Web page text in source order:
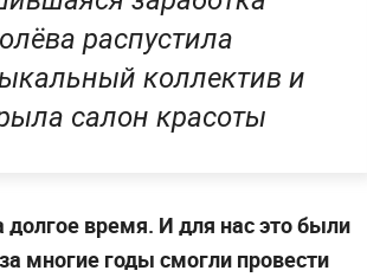
распустила
коллектив и
салон красоты
время. И для нас это были
многие годы смогли провести